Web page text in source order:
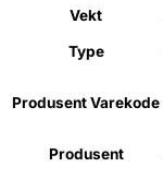
Vekt
Type
Produsent Varekode
Produsent